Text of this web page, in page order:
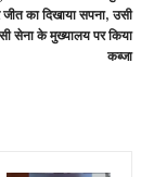
का दिखाया सपना, उसी
सेना के मुख्यालय पर किया
कब्जा